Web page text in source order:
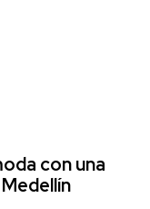
con una